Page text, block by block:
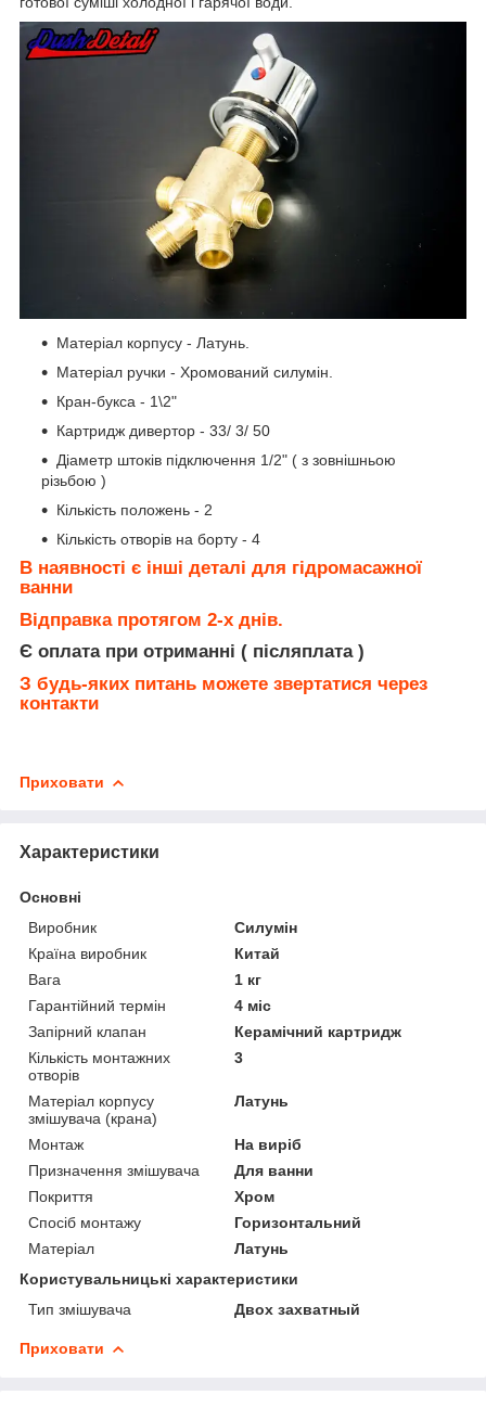
Матеріал корпусу - Латунь.
Матеріал ручки - Хромований силумін.
Кран-букса - 1\2"
Картридж дивертор - 33/ 3/ 50
Діаметр штоків підключення 1/2" ( з зовнішньою
різьбою )
Кількість положень - 2
Кількість отворів на борту - 4
В наявності є інші деталі для гідромасажної
ванни
Відправка протягом 2-х днів.
Є оплата при отриманні ( післяплата )
З будь-яких питань можете звертатися через
контакти
Приховати
Характеристики
Основні
Виробник
Силумін
Країна виробник
Китай
Вага
1 кг
Гарантійний термін
4 міс
Запірний клапан
Керамічний картридж
Кількість монтажних
отворів
3
Матеріал корпусу
змішувача (крана)
Латунь
Монтаж
На виріб
Призначення змішувача
Для ванни
Покриття
Хром
Спосіб монтажу
Горизонтальний
Матеріал
Латунь
Користувальницькі характеристики
Тип змішувача
Двох захватный
Приховати